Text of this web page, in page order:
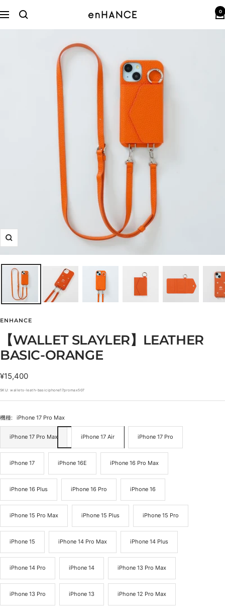
ン
ン
ナ
enHANCE 0
ズ
イ
ン
ENHANCE
【WALLET SLAYLER】LEATHER
BASIC-ORANGE
セ
ー
ル
価
格
¥15,400
SKU:wallets-leath-basiciphone17promax507
機種: iPhone 17 Pro Max
iPhone 17 Pro Max iPhone 17 Air iPhone 17 Pro
iPhone 17 iPhone 16E iPhone 16 Pro Max
iPhone 16 Plus iPhone 16 Pro iPhone 16
iPhone 15 Pro Max iPhone 15 Plus iPhone 15 Pro
iPhone 15 iPhone 14 Pro Max iPhone 14 Plus
iPhone 14 Pro iPhone 14 iPhone 13 Pro Max
iPhone 13 Pro iPhone 13 iPhone 12 Pro Max